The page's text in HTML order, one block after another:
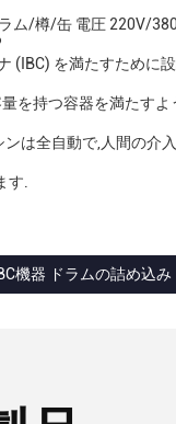
ム/樽/缶 電圧 220V/
(IBC) を満たすために
を持つ容器を満たすよ
は全自動で,人間の介
す.
機器 ドラムの詰め込み